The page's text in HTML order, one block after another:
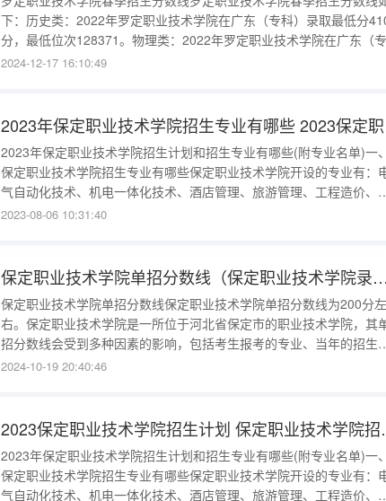
下：历史类：2022年罗定职业技术学院在广东（专科）录取最低分
分，最低位次128371。物理类：2022年罗定职业技术学院在广东（专
科）录取最低分433分，最低位次250497。文科：最低分236、最高分
2024-12-17 16:10:49
2023年保定职业技术学院招生计划和招生专业有哪些(附专业名单)一、
保定职业技术学院招生专业有哪些保定职业技术学院开设的专业有：
气自动化技术、机电一体化技术、酒店管理、旅游管理、工程造价、
路桥梁工程技术、服装与服饰设计、服装设计与工艺、环境艺术设计、
术、大数据技术等，
2023-08-06 10:31:40
保定职业技术学院单招分数线（保定职业技术学院录取分数线）
保定职业技术学院单招分数线保定职业技术学院单招分数线为200分左
右。保定职业技术学院是一所位于河北省保定市的职业技术学院，其
招分数线会受到多种因素的影响，包括考生报考的专业、当年的招生
划、考生的竞争情况等。因此，每年的单招分数线都可能有所波动。通
考察学生
2024-10-19 20:40:46
2023保定
2023年保定职业技术学院招生计划和招生专业有哪些(附专业名单)一、
保定职业技术学院招生专业有哪些保定职业技术学院开设的专业有：
气自动化技术、机电一体化技术、酒店管理、旅游管理、工程造价、